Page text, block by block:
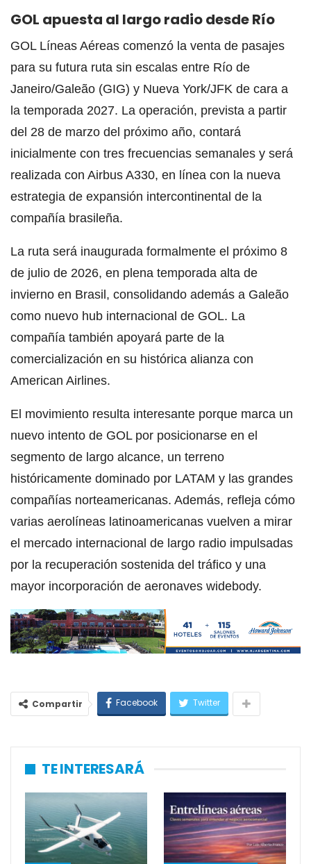
GOL apuesta al largo radio desde Río
GOL Líneas Aéreas comenzó la venta de pasajes
para su futura ruta sin escalas entre Río de
Janeiro/Galeão (GIG) y Nueva York/JFK de cara a
la temporada 2027. La operación, prevista a partir
del 28 de marzo del próximo año, contará
inicialmente con tres frecuencias semanales y será
realizada con Airbus A330, en línea con la nueva
estrategia de expansión intercontinental de la
compañía brasileña.
La ruta será inaugurada formalmente el próximo 8
de julio de 2026, en plena temporada alta de
invierno en Brasil, consolidando además a Galeão
como nuevo hub internacional de GOL. La
compañía también apoyará parte de la
comercialización en su histórica alianza con
American Airlines.
El movimiento resulta interesante porque marca un
nuevo intento de GOL por posicionarse en el
segmento de largo alcance, un terreno
históricamente dominado por LATAM y las grandes
compañías norteamericanas. Además, refleja cómo
varias aerolíneas latinoamericanas vuelven a mirar
el mercado internacional de largo radio impulsadas
por la recuperación sostenida del tráfico y una
mayor incorporación de aeronaves widebody.
Compartir Facebook Twitter
TE INTERESARÁ